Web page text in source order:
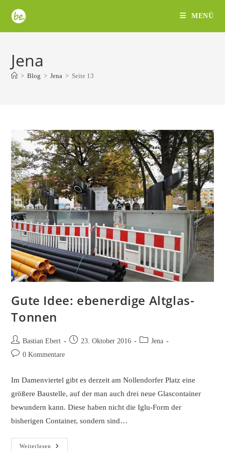
Inhalt
springen
MENÜ
Jena
> Blog > Jena > Seite 13
Gute Idee: ebenerdige Altglas-
Tonnen
Beitrags-
Autor:
Bastian Ebert
Beitrag23. Oktober 2016
Beitrags-
Jena
Beitrags-0 Kommentare
Im Damenviertel gibt es derzeit am Nollendorfer Platz eine
größere Baustelle, auf der man auch drei neue Glascontainer
bewundern kann. Diese haben nicht die Iglu-Form der
bisherigen Container, sondern sind…
Weiterlesen
Gute